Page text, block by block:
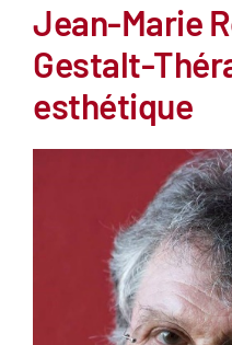
Jean-Marie
Gestalt-
esthétique